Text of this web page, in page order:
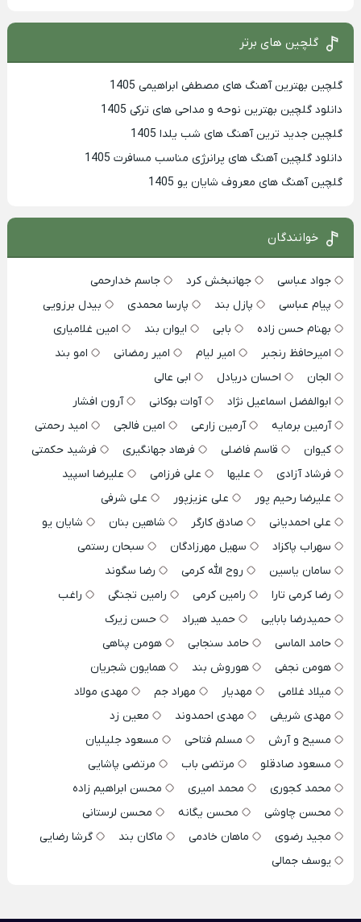
گلچین های برتر
گلچین بهترین آهنگ های مصطفی ابراهیمی 1405
دانلود گلچین بهترین نوحه و مداحی های ترکی 1405
گلچین جدید ترین آهنگ های شب یلدا 1405
دانلود گلچین آهنگ های پرانرژی مناسب مسافرت 1405
گلچین آهنگ های معروف شایان یو 1405
خوانندگان
جواد عباسی جهانبخش کرد
جاسم خدارحمی
پیام عباسی
پازل بند پارسا محمدی
بیدل برزویی
بهنام حسن زاده
بابی ایوان بند
امین غلامیاری
امیرحافظ رنجبر
امیر لیام امیر رمضانی
امو بند
الجان
احسان دریادل
ابی عالی
ابوالفضل اسماعیل نژاد
آوات بوکانی
آرون افشار
آرمین برمایه
آرمین زارعی امین فالجی
امید رحمتی
کیوان
قاسم فاضلی فرهاد جهانگیری
فرشید حکمتی
فرشاد آزادی
علیها علی فرزامی
علیرضا اسپید
علیرضا رحیم پور
علی عزیزپور
علی شرفی
علی احمدیانی
صادق کارگر شاهین بنان
شایان یو
سهراب پاکزاد
سهیل مهرزادگان
سبحان رستمی
سامان یاسین
روح الله کرمی
رضا سگوند
رضا کرمی تارا
رامین کرمی رامین تجنگی
راغب
حمیدرضا بابایی
حمید هیراد
حسن زیرک
حامد الماسی
حامد سنجابی
هومن پناهی
هومن نجفی
هوروش بند
همایون شجریان
میلاد غلامی
مهدیار مهراد جم
مهدی مولاد
مهدی شریفی
مهدی احمدوند
معین زد
مسیح و آرش
مسلم فتاحی
مسعود جلیلیان
مسعود صادقلو
مرتضی باب
مرتضی پاشایی
محمد کجوری
محمد امیری
محسن ابراهیم زاده
محسن چاوشی
محسن یگانه
محسن لرستانی
مجید رضوی
ماهان خادمی ماکان بند
گرشا رضایی
یوسف جمالی